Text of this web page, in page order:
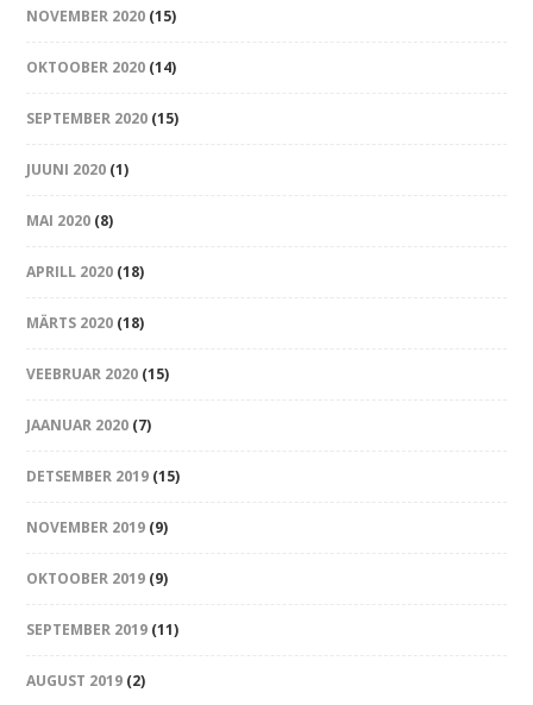
NOVEMBER 2020 (15)
OKTOOBER 2020 (14)
SEPTEMBER 2020 (15)
JUUNI 2020 (1)
MAI 2020 (8)
APRILL 2020 (18)
MÄRTS 2020 (18)
VEEBRUAR 2020 (15)
JAANUAR 2020 (7)
DETSEMBER 2019 (15)
NOVEMBER 2019 (9)
OKTOOBER 2019 (9)
SEPTEMBER 2019 (11)
AUGUST 2019 (2)